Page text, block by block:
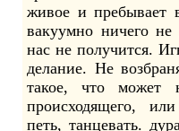
живое и пребывает
вакуумно ничего не
нас не получится.
делание. Не
такое, что может
происходящего,
петь, танцевать.